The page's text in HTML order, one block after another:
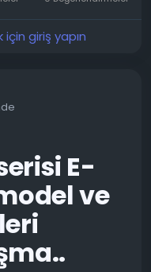
tek kanallı
ve kısa süreli
Veilguard ve
oyunlarında
telafi ettiği
kanalda tasarruf
neredeyse hiçbir
akıcılığı
giriş yapın
E-
ve